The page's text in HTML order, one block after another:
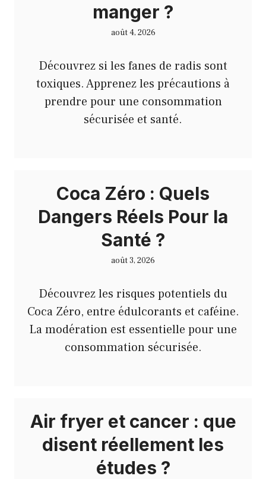
manger ?
août 4, 2026
Découvrez si les fanes de radis sont
toxiques. Apprenez les précautions à
prendre pour une consommation
sécurisée et santé.
Coca Zéro : Quels
Dangers Réels Pour la
Santé ?
août 3, 2026
Découvrez les risques potentiels du
Coca Zéro, entre édulcorants et caféine.
La modération est essentielle pour une
consommation sécurisée.
Air fryer et cancer : que
disent réellement les
études ?